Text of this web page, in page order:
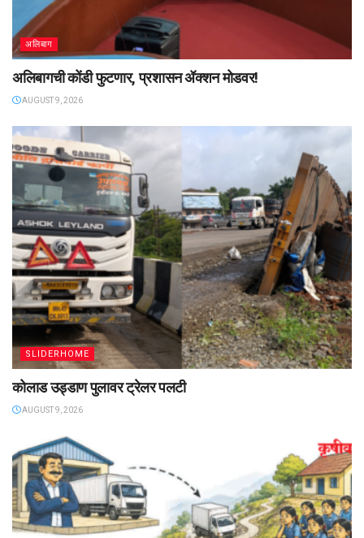
अलिबाग
अलिबागची कोंडी फुटणार, प्रशासन ॲक्शन मोडवर!
AUGUST 9, 2026
SLIDERHOME
कोलाड उड्डाण पुलावर ट्रेलर पलटी
AUGUST 9, 2026